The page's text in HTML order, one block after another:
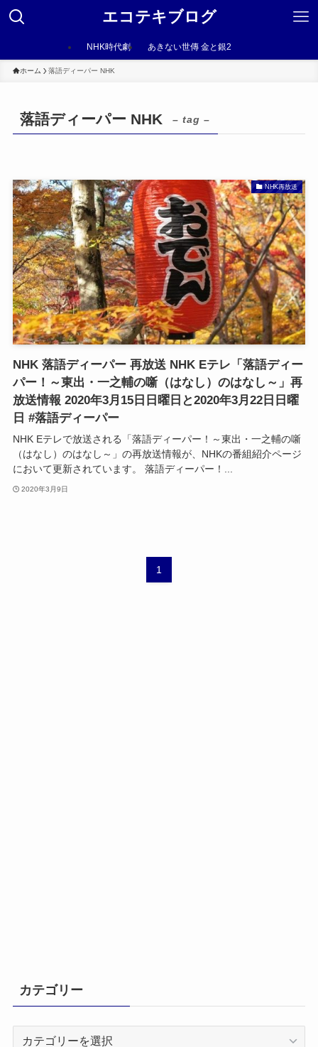
エコテキブログ
NHK時代劇 あきない世傳 金と銀2
ホーム 落語ディーパー NHK
落語ディーパー NHK – tag –
NHK再放送
NHK 落語ディーパー 再放送 NHK Eテレ「落語ディー
パー！～東出・一之輔の噺（はなし）のはなし～」再
放送情報 2020年3月15日日曜日と2020年3月22日日曜
日 #落語ディーパー
NHK Eテレで放送される「落語ディーパー！～東出・一之輔の噺
（はなし）のはなし～」の再放送情報が、NHKの番組紹介ページ
において更新されています。 落語ディーパー！...
2020年3月9日
1
カテゴリー